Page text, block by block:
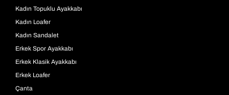
Kadın Topuklu Ayakkabı
Kadın Loafer
Kadın Sandalet
Erkek Spor Ayakkabı
Erkek Klasik Ayakkabı
Erkek Loafer
Çanta